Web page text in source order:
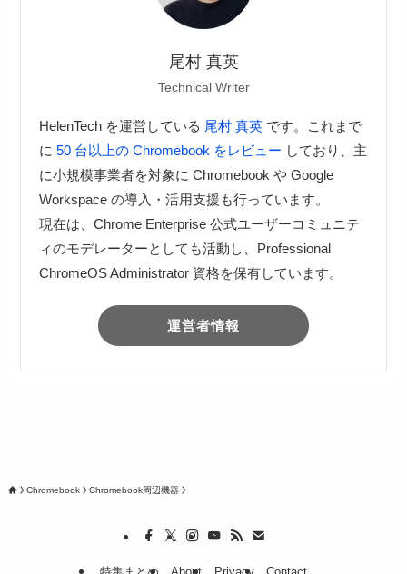
尾村 真英
Technical Writer
HelenTech を運営している 尾村 真英です。これまで
に 50 台以上の Chromebook をレビュー しており、主
に小規模事業者を対象に Chromebook や Google
Workspace の導入・活用支援も行っています。
現在は、Chrome Enterprise 公式ユーザーコミュニテ
ィのモデレーターとしても活動し、Professional
ChromeOS Administrator 資格を保有しています。
運営者情報
Chromebook Chromebook周辺機器